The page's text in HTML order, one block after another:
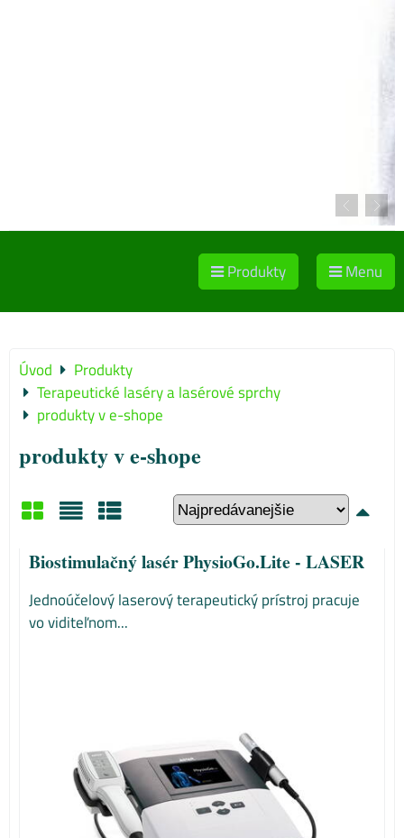
Produkty Menu
Úvod
Produkty
Terapeutické laséry a lasérové sprchy
produkty v e-shope
produkty v e-shope
Biostimulačný lasér PhysioGo.Lite - LASER
Jednoúčelový laserový terapeutický prístroj pracuje
vo viditeľnom...